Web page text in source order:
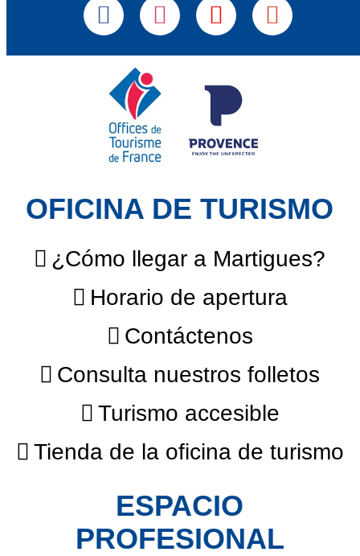
OFICINA DE TURISMO
¿Cómo llegar a Martigues?
Horario de apertura
Contáctenos
Consulta nuestros folletos
Turismo accesible
Tienda de la oficina de turismo
ESPACIO
PROFESIONAL